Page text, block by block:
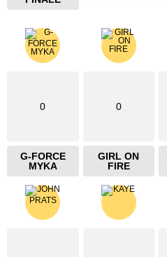
0
G-FORCE
MYKA
0
GIRL ON
FIRE